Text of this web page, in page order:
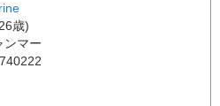
歳)
ンマー